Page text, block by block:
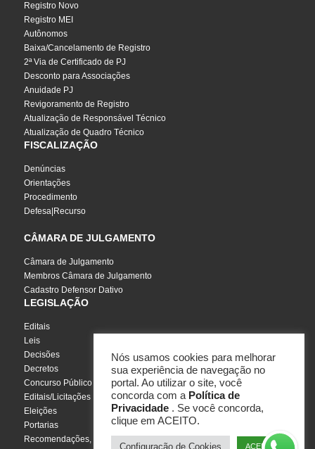
Registro Novo
Registro MEI
Autônomos
Baixa/Cancelamento de Registro
2ª Via de Certificado de PJ
Desconto para Associações
Anuidade PJ
Revigoramento de Registro
Atualização de Responsável Técnico
Atualização de Quadro Técnico
FISCALIZAÇÃO
Denúncias
Orientações
Procedimento
Defesa|Recurso
CÂMARA DE JULGAMENTO
Câmara de Julgamento
Membros Câmara de Julgamento
Cadastro Defensor Dativo
LEGISLAÇÃO
Editais
Leis
Decisões
Decretos
Concurso Público
Editais/Licitações
Eleições
Portarias
Recomendações, Pareceres e Notas
Nós usamos cookies para melhorar
sua experiência de navegação no
portal. Ao utilizar o site, você
concorda com a Política de
Privacidade . Se você concorda,
clique em ACEITO.
Configuração de Cookies ACEITO